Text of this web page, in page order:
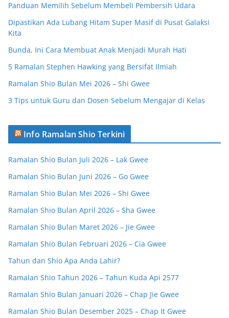
Panduan Memilih Sebelum Membeli Pembersih Udara
Dipastikan Ada Lubang Hitam Super Masif di Pusat Galaksi
Kita
Bunda, Ini Cara Membuat Anak Menjadi Murah Hati
5 Ramalan Stephen Hawking yang Bersifat Ilmiah
Ramalan Shio Bulan Mei 2026 – Shi Gwee
3 Tips untuk Guru dan Dosen Sebelum Mengajar di Kelas
Info Ramalan Shio Terkini
Ramalan Shio Bulan Juli 2026 – Lak Gwee
Ramalan Shio Bulan Juni 2026 – Go Gwee
Ramalan Shio Bulan Mei 2026 – Shi Gwee
Ramalan Shio Bulan April 2026 – Sha Gwee
Ramalan Shio Bulan Maret 2026 – Jie Gwee
Ramalan Shio Bulan Februari 2026 – Cia Gwee
Tahun dan Shio Apa Anda Lahir?
Ramalan Shio Tahun 2026 – Tahun Kuda Api 2577
Ramalan Shio Bulan Januari 2026 – Chap Jie Gwee
Ramalan Shio Bulan Desember 2025 – Chap It Gwee